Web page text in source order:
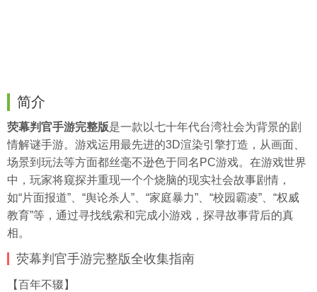
简介
荧幕判官手游完整版是一款以七十年代台湾社会为背景的剧
情解谜手游。游戏运用最先进的3D渲染引擎打造，从画面、
场景到玩法等方面都丝毫不逊色于同名PC游戏。在游戏世界
中，玩家将窥探并重现一个个烧脑的现实社会故事剧情，
如“片面报道”、“舆论杀人”、“家庭暴力”、“校园霸凌”、“权威
教育”等，通过寻找线索和完成小游戏，探寻故事背后的真
相。
荧幕判官手游完整版全收集指南
【百年不辍】